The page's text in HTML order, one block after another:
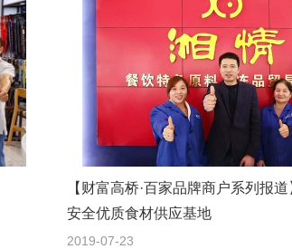
【财富高桥·百家品牌商户系列报道
安全优质食材供应基地
2019-07-23